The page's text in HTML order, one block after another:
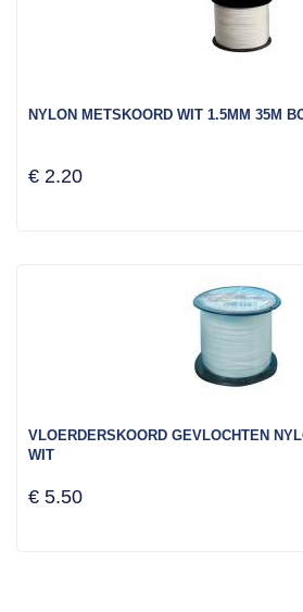
NYLON METSKOORD WIT 1.5MM 35M
€ 2.20
VLOERDERSKOORD GEVLOCHTEN
WIT
€ 5.50